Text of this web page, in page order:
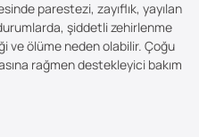
parestezi, zayıflık, yayılan
şiddetli zehirlenme
ve ölüme neden olabilir. Çoğu
rağmen destekleyici bakım